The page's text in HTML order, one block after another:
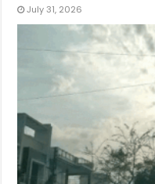
July 31, 2026